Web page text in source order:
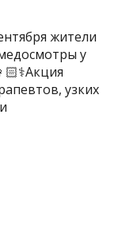
жители
у
узких